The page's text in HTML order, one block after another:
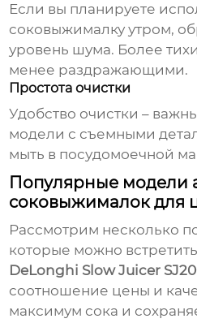
Если вы планируете
соковыжималку утром,
уровень шума. Более
менее раздражающими.
Простота очистки
Удобство очистки –
модели с съемными
мыть в посудомоечной
Популярные модели
соковыжималок для
Рассмотрим несколько
которые можно
DeLonghi Slow Juicer
соотношение цены и
максимум сока и